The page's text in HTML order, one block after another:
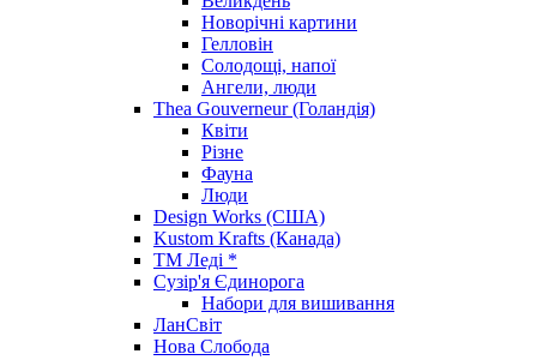
Новорічні картини
Гелловін
Солодощі, напої
Ангели, люди
Thea Gouverneur (Голандія)
Квіти
Різне
Фауна
Люди
Design Works (США)
Kustom Krafts (Канада)
ТМ Леді *
Сузір'я Єдинорога
Набори для вишивання
ЛанСвіт
Нова Слобода